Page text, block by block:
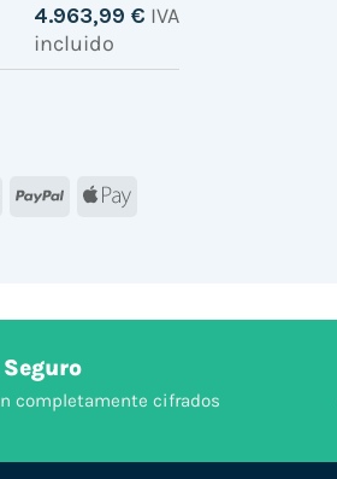
4.963,99 € IVA
incluido
PayPal Apple
Seguro
completamente cifrados